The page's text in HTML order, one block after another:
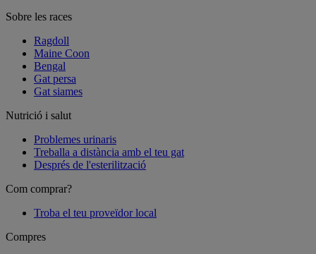
Sobre les races
Ragdoll
Maine Coon
Bengal
Gat persa
Gat siames
Nutrició i salut
Problemes urinaris
Treballa a distància amb el teu gat
Després de l'esterilització
Com comprar?
Troba el teu proveïdor local
Compres